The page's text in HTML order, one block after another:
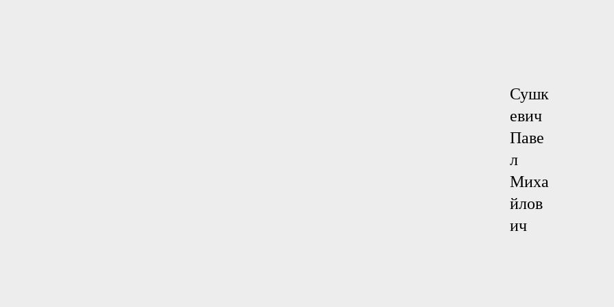
Сушк
евич
Паве
л
Миха
йлов
ич